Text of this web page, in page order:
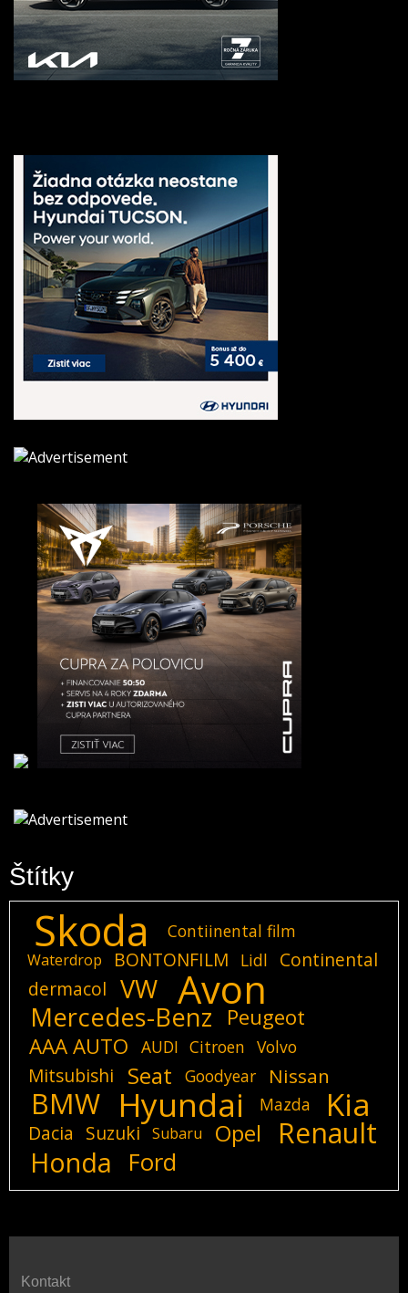
Štítky
Skoda Contiinental film
Waterdrop BONTONFILM Lidl
Continental
dermacol
VW Avon
Mercedes-Benz
Peugeot
AAA AUTO
AUDI Citroen Volvo
Mitsubishi Seat Goodyear Nissan
BMW Hyundai Mazda Kia
Dacia Suzuki Subaru Opel Renault
Honda Ford
Kontakt